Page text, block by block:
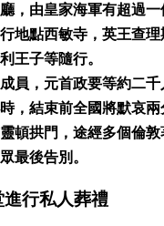
，由皇家海軍有超過
地點西敏寺，英王查
王子等隨行。
員，元首政要等約二千
，結束前全國將默哀
頓拱門，途經多個倫
最後告別。
行私人葬禮